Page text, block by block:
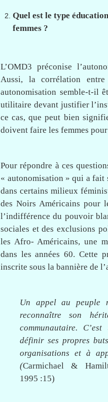
Quel est le type éducation
femmes ?
L’OMD3 préconise
Aussi, lacorrélation
entre
autonomisation semble-t-il
utilitaire devantjustifier
ce cas,que peut bien
doivent faire les femmes
Pour répondre à ces
« autonomisation » qui a fait
dans certains milieux
des Noirs Américains pour
l’indifférence du pouvoir
sociales et des exclusions
les Afro- Américains,une
dans lesannées 60. Cette
inscrite sous la bannière de
Un appel au
reconnaître son
communautaire.
définir ses propres
organisations età
(Carmichael &
1995 :15)